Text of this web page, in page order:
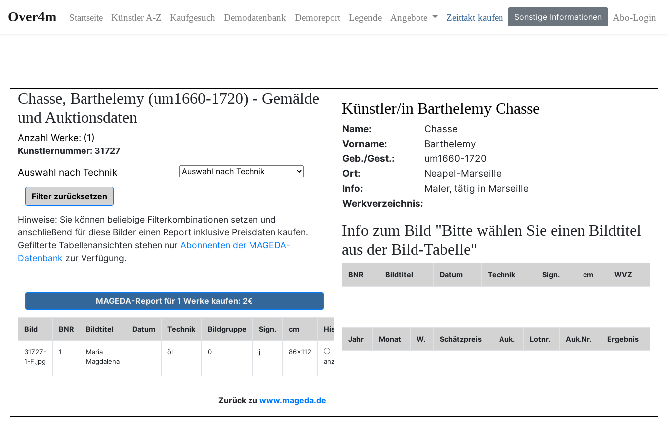
Over4m Startseite Künstler A-Z Kaufgesuch Demodatenbank Demoreport Legende Angebote Zeittakt kaufen Sonstige Informationen Abo-Login
Chasse, Barthelemy (um1660-1720) - Gemälde
und Auktionsdaten
Anzahl Werke: (1)
Künstlernummer: 31727
Auswahl nach Technik
Hinweise: Sie können beliebige Filterkombinationen setzen und
anschließend für diese Bilder einen Report inklusive Preisdaten kaufen.
Gefilterte Tabellenansichten stehen nur Abonnenten der MAGEDA-
Datenbank zur Verfügung.
Bild BNR Bildtitel Datum Technik Bildgruppe Sign. cm Historie WVZ Bild2 Bild3
31727-
1-F.jpg
1
Maria
Magdalena
öl 0 j
86x112
anzeigen
Zurück zu www.mageda.de
Künstler/in Barthelemy Chasse
Name:
Chasse
Vorname:
Barthelemy
Geb./Gest.:
um1660-1720
Ort:
Neapel-Marseille
Info:
Maler, tätig in Marseille
Werkverzeichnis:
Info zum Bild "Bitte wählen Sie einen Bildtitel
aus der Bild-Tabelle"
BNR Bildtitel Datum Technik Sign. cm WVZ
Jahr Monat W. Schätzpreis Auk. Lotnr. Auk.Nr. Ergebnis